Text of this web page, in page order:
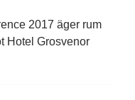
2017 äger rum
Hotel Grosvenor